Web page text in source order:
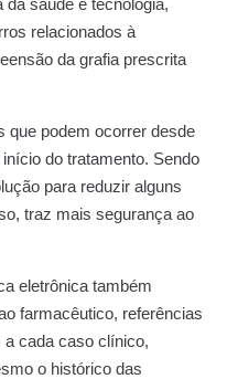
relacionados à
da grafia prescrita
que podem ocorrer desde
do tratamento. Sendo
para reduzir alguns
traz mais segurança ao
eletrônica também
farmacêutico, referências
cada caso clínico,
o histórico das